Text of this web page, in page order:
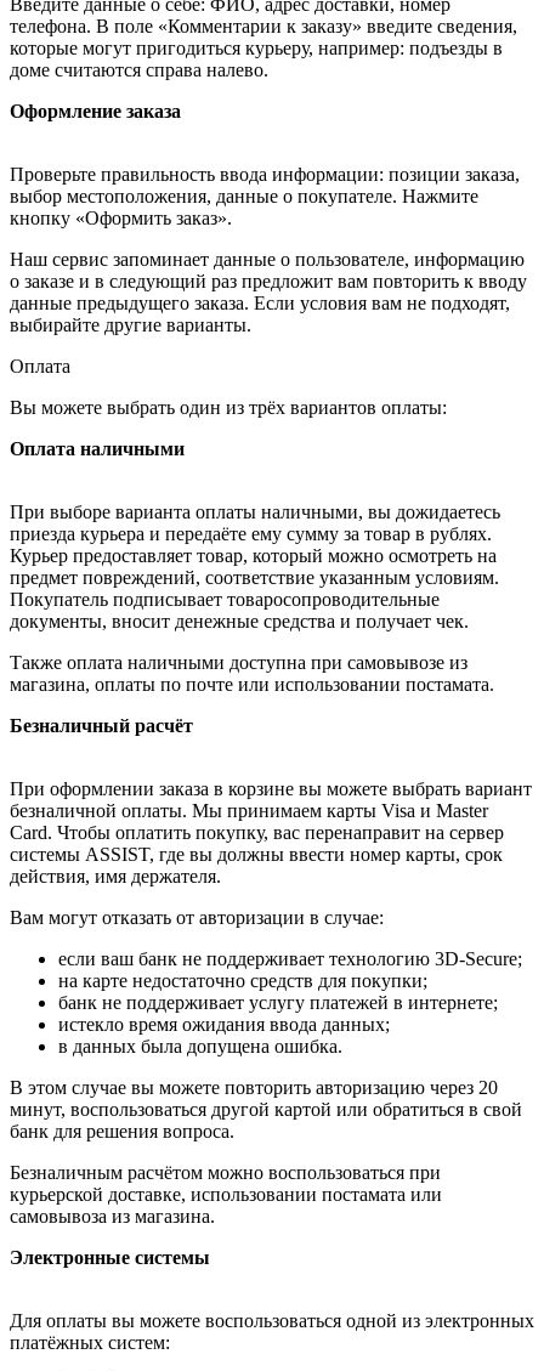
Введите данные о себе: ФИО, адрес доставки, номер
телефона. В поле «Комментарии к заказу» введите сведения,
которые могут пригодиться курьеру, например: подъезды в
доме считаются справа налево.
Оформление заказа
Проверьте правильность ввода информации: позиции заказа,
выбор местоположения, данные о покупателе. Нажмите
кнопку «Оформить заказ».
Наш сервис запоминает данные о пользователе, информацию
о заказе и в следующий раз предложит вам повторить к вводу
данные предыдущего заказа. Если условия вам не подходят,
выбирайте другие варианты.
Оплата
Вы можете выбрать один из трёх вариантов оплаты:
Оплата наличными
При выборе варианта оплаты наличными, вы дожидаетесь
приезда курьера и передаёте ему сумму за товар в рублях.
Курьер предоставляет товар, который можно осмотреть на
предмет повреждений, соответствие указанным условиям.
Покупатель подписывает товаросопроводительные
документы, вносит денежные средства и получает чек.
Также оплата наличными доступна при самовывозе из
магазина, оплаты по почте или использовании постамата.
Безналичный расчёт
При оформлении заказа в корзине вы можете выбрать вариант
безналичной оплаты. Мы принимаем карты Visa и Master
Card. Чтобы оплатить покупку, вас перенаправит на сервер
системы ASSIST, где вы должны ввести номер карты, срок
действия, имя держателя.
Вам могут отказать от авторизации в случае:
если ваш банк не поддерживает технологию 3D-Secure;
на карте недостаточно средств для покупки;
банк не поддерживает услугу платежей в интернете;
истекло время ожидания ввода данных;
в данных была допущена ошибка.
В этом случае вы можете повторить авторизацию через 20
минут, воспользоваться другой картой или обратиться в свой
банк для решения вопроса.
Безналичным расчётом можно воспользоваться при
курьерской доставке, использовании постамата или
самовывоза из магазина.
Электронные системы
Для оплаты вы можете воспользоваться одной из электронных
платёжных систем: